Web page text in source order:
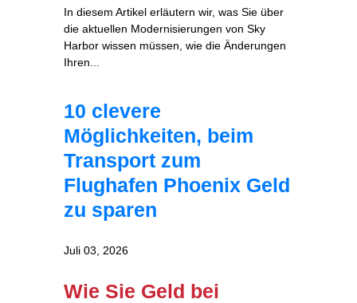
In diesem Artikel erläutern wir, was Sie über
die aktuellen Modernisierungen von Sky
Harbor wissen müssen, wie die Änderungen
Ihren...
10 clevere
Möglichkeiten, beim
Transport zum
Flughafen Phoenix Geld
zu sparen
Juli 03, 2026
Wie Sie Geld bei